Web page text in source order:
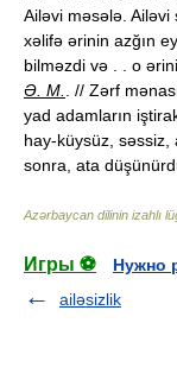
Ailəvi məsələ. Ailəvi
xəlifə ərinin azğın
bilməzdi və . . o
Ə. M.
. // Zərf
yad adamların
hay-küysüz,
sonra, ata
Azərbaycan dilinin izahlı
Игры ⚽
Нужно
ailəsizlik